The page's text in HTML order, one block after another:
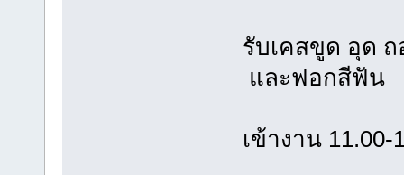
รับเคสขูด อุด
และฟอกสีฟัน
เข้างาน